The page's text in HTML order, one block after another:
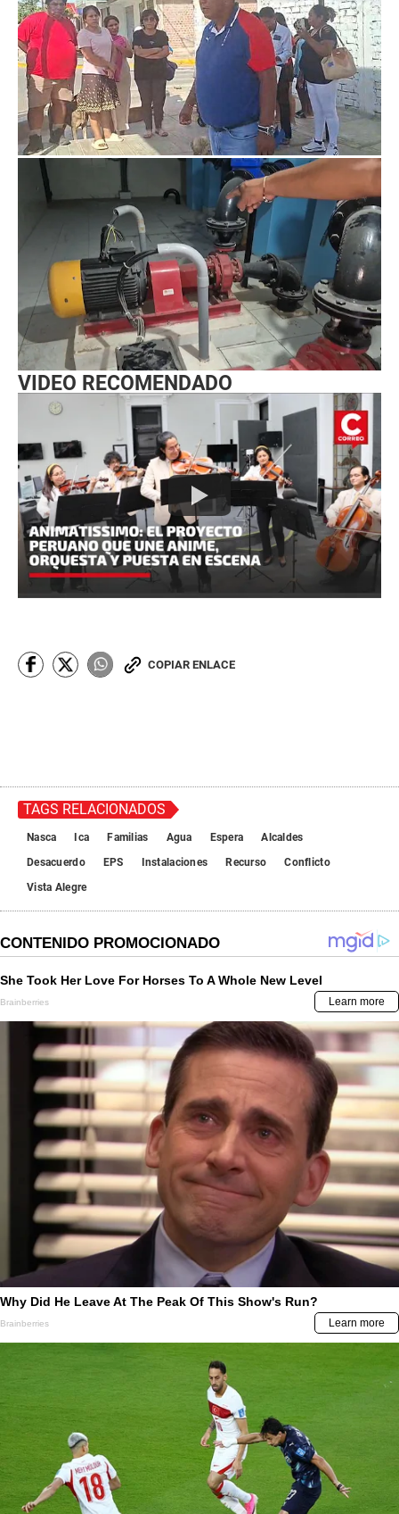
VIDEO RECOMENDADO
COPIAR ENLACE
TAGS RELACIONADOS
Nasca Ica Familias Agua Espera
Alcaldes
Desacuerdo
EPS Instalaciones Recurso
Conflicto
Vista Alegre